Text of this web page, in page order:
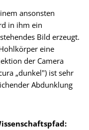
ansonsten
in ihm ein
Bild erzeugt.
eine
der Camera
„dunkel") ist sehr
Abdunklung